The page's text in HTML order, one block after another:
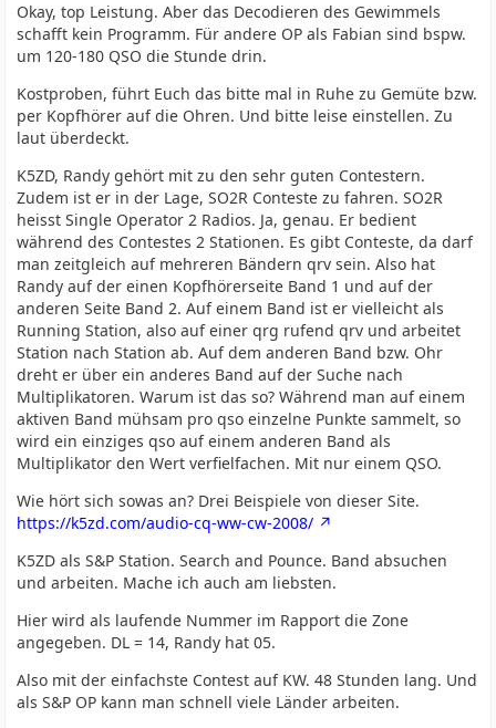
Okay, top Leistung. Aber das Decodieren des Gewimmels
schafft kein Programm. Für andere OP als Fabian sind bspw.
um 120-180 QSO die Stunde drin.
Kostproben, führt Euch das bitte mal in Ruhe zu Gemüte bzw.
per Kopfhörer auf die Ohren. Und bitte leise einstellen. Zu
laut überdeckt.
K5ZD, Randy gehört mit zu den sehr guten Contestern.
Zudem ist er in der Lage, SO2R Conteste zu fahren. SO2R
heisst Single Operator 2 Radios. Ja, genau. Er bedient
während des Contestes 2 Stationen. Es gibt Conteste, da darf
man zeitgleich auf mehreren Bändern qrv sein. Also hat
Randy auf der einen Kopfhörerseite Band 1 und auf der
anderen Seite Band 2. Auf einem Band ist er vielleicht als
Running Station, also auf einer qrg rufend qrv und arbeitet
Station nach Station ab. Auf dem anderen Band bzw. Ohr
dreht er über ein anderes Band auf der Suche nach
Multiplikatoren. Warum ist das so? Während man auf einem
aktiven Band mühsam pro qso einzelne Punkte sammelt, so
wird ein einziges qso auf einem anderen Band als
Multiplikator den Wert verfielfachen. Mit nur einem QSO.
Wie hört sich sowas an? Drei Beispiele von dieser Site.
https://k5zd.com/audio-cq-ww-cw-2008/
K5ZD als S&P Station. Search and Pounce. Band absuchen
und arbeiten. Mache ich auch am liebsten.
Hier wird als laufende Nummer im Rapport die Zone
angegeben. DL = 14, Randy hat 05.
Also mit der einfachste Contest auf KW. 48 Stunden lang. Und
als S&P OP kann man schnell viele Länder arbeiten.